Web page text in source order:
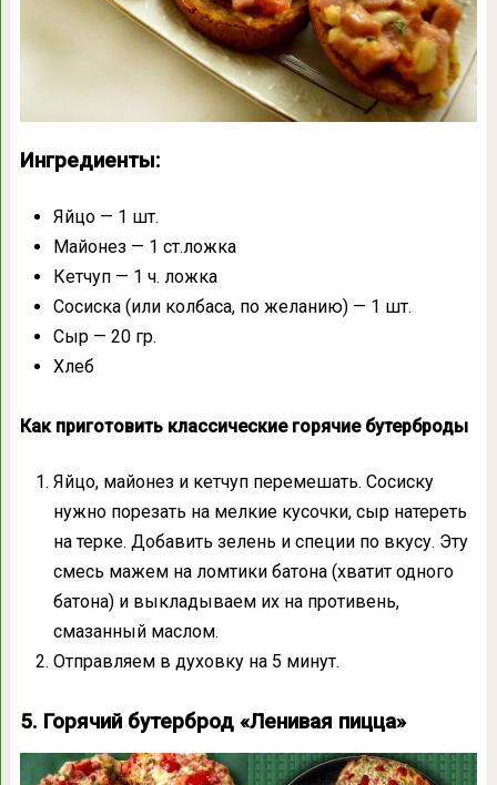
Ингредиенты:
Яйцо — 1 шт.
Майонез — 1 ст.ложка
Кетчуп — 1 ч. ложка
Сосиска (или колбаса, по желанию) — 1 шт.
Сыр — 20 гр.
Хлеб
Как приготовить классические горячие бутерброды
Яйцо, майонез и кетчуп перемешать. Сосиску
нужно порезать на мелкие кусочки, сыр натереть
на терке. Добавить зелень и специи по вкусу. Эту
смесь мажем на ломтики батона (хватит одного
батона) и выкладываем их на противень,
смазанный маслом.
Отправляем в духовку на 5 минут.
5. Горячий бутерброд «Ленивая пицца»